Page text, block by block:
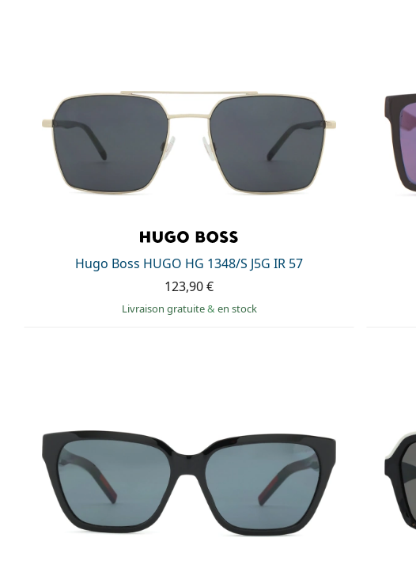
Hugo Boss HUGO HG 1348/S J5G IR 57
123,90 €
Livraison gratuite& en stock